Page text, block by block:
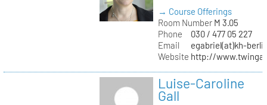
→ Course Offerings
Room NumberM 3.05
Phone
030 / 477 05 227
Email
egabriel(at)kh-
Website http://
Luise-Caroline
Gall